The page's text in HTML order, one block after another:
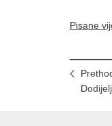
Pisane